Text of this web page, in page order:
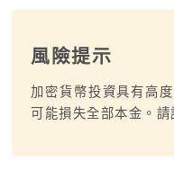
風險提示
加密貨幣投資具有高
可能損失全部本金。請